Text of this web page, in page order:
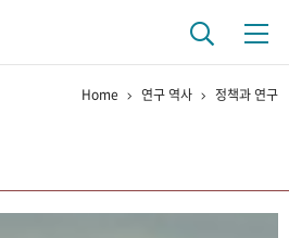
Home 연구 역사 정책과 연구